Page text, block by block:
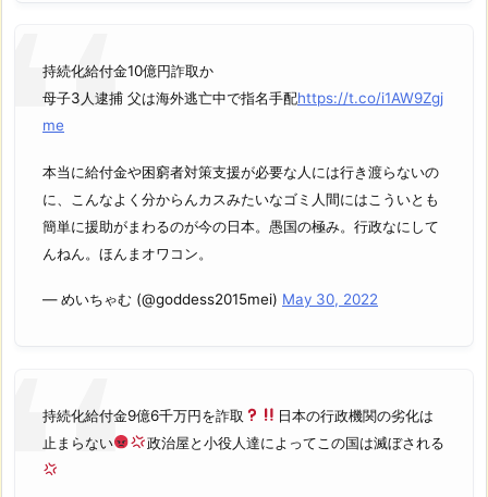
持続化給付金10億円詐取か
母子3人逮捕 父は海外逃亡中で指名手配https://t.co/i1AW9Zgj
me
本当に給付金や困窮者対策支援が必要な人には行き渡らないの
に、こんなよく分からんカスみたいなゴミ人間にはこういとも
簡単に援助がまわるのが今の日本。愚国の極み。行政なにして
んねん。ほんまオワコン。
— めいちゃむ (@goddess2015mei) May 30, 2022
持続化給付金9億6千万円を詐取
日本の行政機関の劣化は
止まらない
政治屋と小役人達によってこの国は滅ぼされる